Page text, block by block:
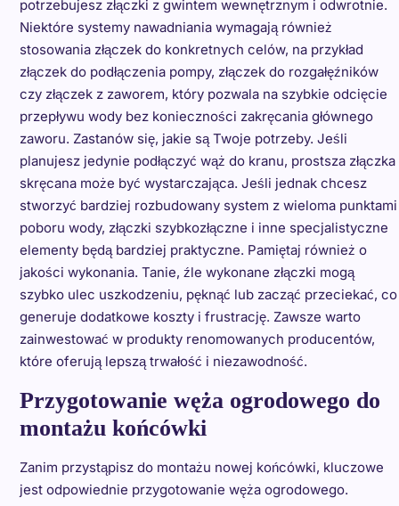
potrzebujesz złączki z gwintem wewnętrznym i odwrotnie.
Niektóre systemy nawadniania wymagają również
stosowania złączek do konkretnych celów, na przykład
złączek do podłączenia pompy, złączek do rozgałęźników
czy złączek z zaworem, który pozwala na szybkie odcięcie
przepływu wody bez konieczności zakręcania głównego
zaworu. Zastanów się, jakie są Twoje potrzeby. Jeśli
planujesz jedynie podłączyć wąż do kranu, prostsza złączka
skręcana może być wystarczająca. Jeśli jednak chcesz
stworzyć bardziej rozbudowany system z wieloma punktami
poboru wody, złączki szybkozłączne i inne specjalistyczne
elementy będą bardziej praktyczne. Pamiętaj również o
jakości wykonania. Tanie, źle wykonane złączki mogą
szybko ulec uszkodzeniu, pęknąć lub zacząć przeciekać, co
generuje dodatkowe koszty i frustrację. Zawsze warto
zainwestować w produkty renomowanych producentów,
które oferują lepszą trwałość i niezawodność.
Przygotowanie węża ogrodowego do
montażu końcówki
Zanim przystąpisz do montażu nowej końcówki, kluczowe
jest odpowiednie przygotowanie węża ogrodowego.